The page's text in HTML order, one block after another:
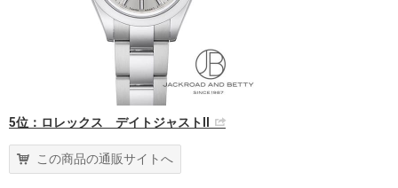
5位：ロレックス デイトジャストⅡ
この商品の通販サイトへ